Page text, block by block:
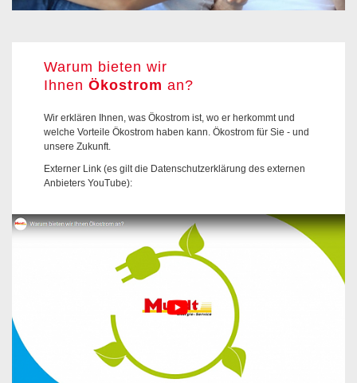
Warum bieten wir
Ihnen Ökostrom an?
Wir erklären Ihnen, was Ökostrom ist, wo er herkommt und
welche Vorteile Ökostrom haben kann. Ökostrom für Sie - und
unsere Zukunft.
Externer Link (es gilt die Datenschutzerklärung des externen
Anbieters YouTube):